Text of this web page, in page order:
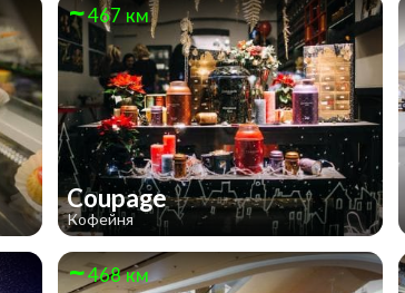
467 км
Coupage
Кофейня
468 км